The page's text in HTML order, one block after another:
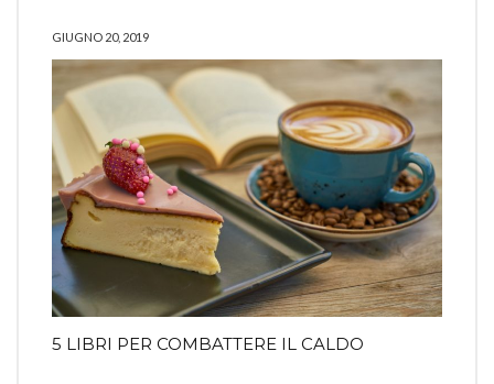
GIUGNO 20, 2019
5 LIBRI PER COMBATTERE IL CALDO